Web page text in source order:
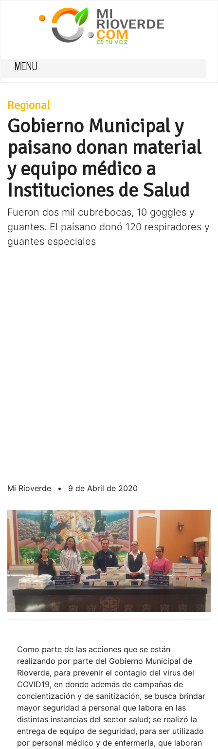
MENU
Regional
Gobierno Municipal y
paisano donan material
y equipo médico a
Instituciones de Salud
Fueron dos mil cubrebocas, 10 goggles y
guantes. El paisano donó 120 respiradores y
guantes especiales
Mi Rioverde • 9 de Abril de 2020
Como parte de las acciones que se están
realizando por parte del Gobierno Municipal de
Rioverde, para prevenir el contagio del virus del
COVID19, en donde además de campañas de
concientización y de sanitización, se busca brindar
mayor seguridad a personal que labora en las
distintas instancias del sector salud; se realizó la
entrega de equipo de seguridad, para ser utilizado
por personal médico y de enfermería, que laboran